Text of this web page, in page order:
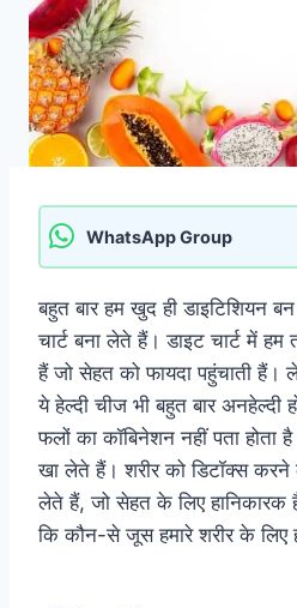
WhatsApp Group
बहुत बार हम खुद ही डाइटिशियन
चार्ट बना लेते हैं। डाइट चार्ट में
हैं जो सेहत को फायदा पहुंचाती हैं।
ये हेल्दी चीज भी बहुत बार अनहेल्दी
फलों का कॉबिनेशन नहीं पता
खा लेते हैं। शरीर को डिटॉक्स करने
लेते हैं, जो सेहत के लिए
कि कौन-से जूस हमारे शरीर के लिए